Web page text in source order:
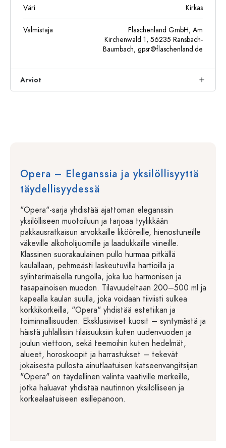
Väri Kirkas
Valmistaja
Flaschenland GmbH, Am
Kirchenwald 1, 56235 Ransbach-
Baumbach, gpsr@flaschenland.de
Arviot
Opera – Eleganssia ja yksilöllisyyttä
täydellisyydessä
"Opera"-sarja yhdistää ajattoman eleganssin
yksilölliseen muotoiluun ja tarjoaa tyylikkään
pakkausratkaisun arvokkaille likööreille, hienostuneille
väkeville alkoholijuomille ja laadukkaille viineille.
Klassinen suorakaulainen pullo hurmaa pitkällä
kaulallaan, pehmeästi laskeutuvilla hartioilla ja
sylinterimäisellä rungolla, joka luo harmonisen ja
tasapainoisen muodon. Tilavuudeltaan 200–500 ml ja
kapealla kaulan suulla, joka voidaan tiiviisti sulkea
korkkikorkeilla, "Opera" yhdistää estetiikan ja
toiminnallisuuden. Eksklusiiviset kuosit – syntymästä ja
häistä juhlallisiin tilaisuuksiin kuten uudenvuoden ja
joulun viettoon, sekä teemoihin kuten hedelmät,
alueet, horoskoopit ja harrastukset – tekevät
jokaisesta pullosta ainutlaatuisen katseenvangitsijan.
"Opera" on täydellinen valinta vaativille merkeille,
jotka haluavat yhdistää nautinnon yksilölliseen ja
korkealaatuiseen esillepanoon.